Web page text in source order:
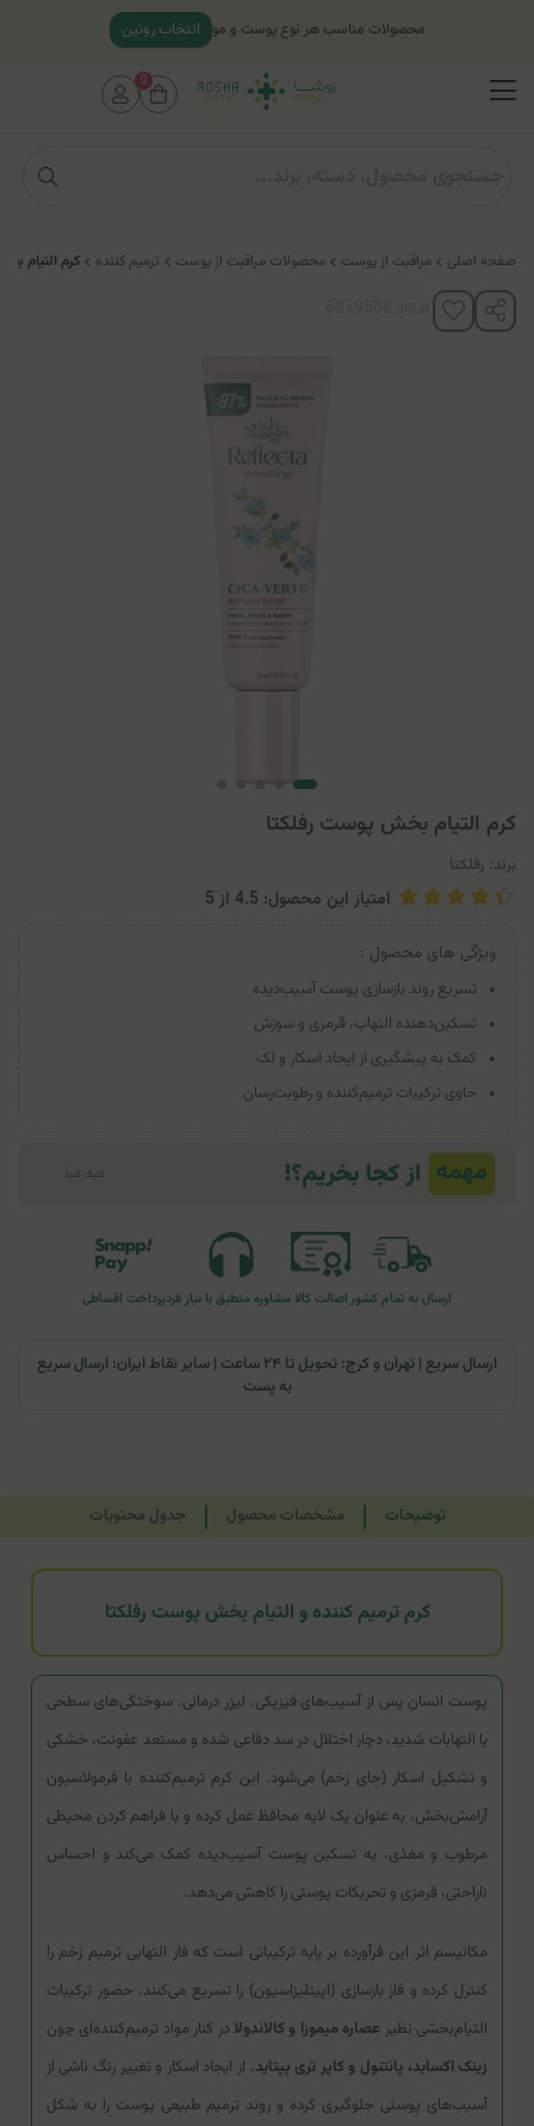
صفحه اصلی مراقبت از پوست محصولات مراقبت از پوست ترمیم کننده کرم التیام
کرم التیام بخش پوست رفلکتا
برند: رفلکتا
امتیاز این محصول: 4.5 از 5
ویژگی های محصول :
تسریع روند بازسازی پوست آسیب‌دیده
تسکین‌دهنده التهاب، قرمزی و سوزش
کمک به پیشگیری از ایجاد اسکار و لک
حاوی ترکیبات ترمیم‌کننده و رطوبت‌رسان
ارسال به تمام کشوراصالت کالا مشاوره منطبق با نیاز فردپرداخت اقساطی
ارسال سریع | تهران و کرج: تحویل تا ۲۴ ساعت | سایر نقاط ایران: ارسال سریع
به پست
توضیحات مشخصات محصول جدول محتویات
کرم ترمیم کننده و التیام بخش پوست رفلکتا
پوست انسان پس از آسیب‌های فیزیکی، لیزر درمانی، سوختگی‌های سطحی
یا التهابات شدید، دچار اختلال در سد دفاعی شده و مستعد عفونت، خشکی
و تشکیل اسکار (جای زخم) می‌شود. این کرم ترمیم‌کننده با فرمولاسیون
آرامش‌بخش، به عنوان یک لایه محافظ عمل کرده و با فراهم کردن محیطی
مرطوب و مغذی، به تسکین پوست آسیب‌دیده کمک می‌کند و احساس
ناراحتی، قرمزی و تحریکات پوستی را کاهش می‌دهد.
مکانیسم اثر این فرآورده بر پایه ترکیباتی است که فاز التهابی ترمیم زخم را
کنترل کرده و فاز بازسازی (اپیتلیزاسیون) را تسریع می‌کنند. حضور ترکیبات
التیام‌بخشی نظیر عصاره میموزا و کالاندولا در کنار مواد ترمیم‌کننده‌ای چون
زینک اکساید، پانتنول و کاپر تری پپتاید، از ایجاد اسکار و تغییر رنگ ناشی از
آسیب‌های پوستی جلوگیری کرده و روند ترمیم طبیعی پوست را به شکل
محصولات مناسب هر نوع پوست و مو انتخاب روتین
0